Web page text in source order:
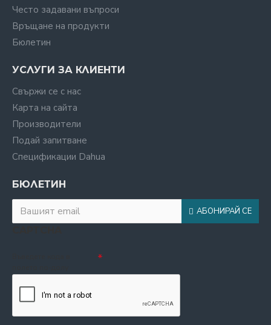
Често задавани въпроси
Връщане на продукти
Бюлетин
УСЛУГИ ЗА КЛИЕНТИ
Свържи се с нас
Карта на сайта
Производители
Подай запитване
Спецификации Dahua
БЮЛЕТИН
АБОНИРАЙ СЕ